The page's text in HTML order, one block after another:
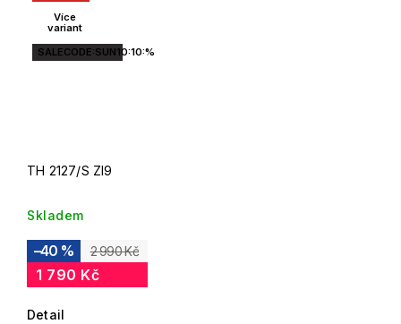
Více
variant
SALECODE:SUN10:10:%
TH 2127/S ZI9
Skladem
2 990 Kč
–40 %
1 790 Kč
Detail